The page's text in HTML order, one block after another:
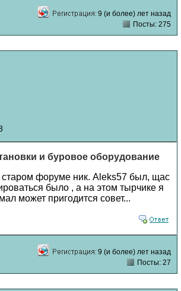
9 (и более) лет назад
Посты: 275
и буровое оборудование
старом форуме ник. Aleks57 был, щас
было , а на этом тырчике я
может пригодится совет...
9 (и более) лет назад
Посты: 27